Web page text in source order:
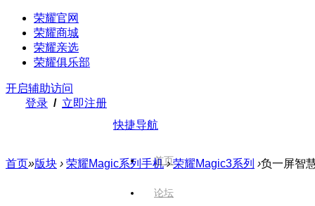
荣耀官网
荣耀商城
荣耀亲选
荣耀俱乐部
开启辅助访问
登录 / 立即注册
快捷导航
首页
论坛
首页»版块 › 荣耀Magic系列手机 › 荣耀Magic3系列 ›负一屏智